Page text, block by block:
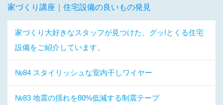
家づくり講座｜住宅設備の良いもの発見
家づくり大好きなスタッフが見つけた、グッ!とくる住宅
設備をご紹介しています。
№84 スタイリッシュな室内干しワイヤー
№83 地震の揺れを80%低減する制震テープ